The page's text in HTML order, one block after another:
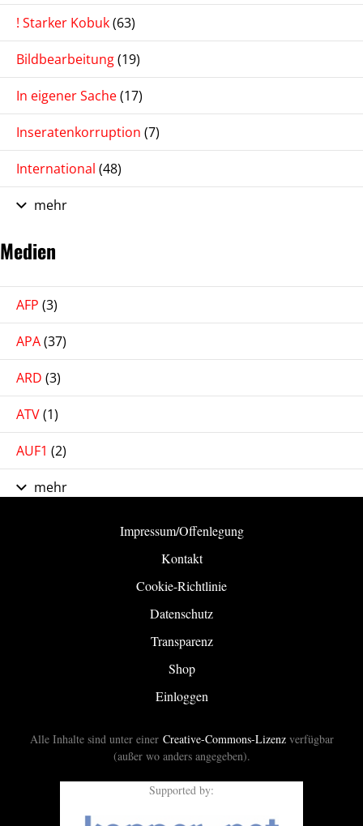
! Starker Kobuk(63)
Bildbearbeitung(19)
In eigener Sache(17)
Inseratenkorruption (7)
International (48)
mehr
Medien
AFP (3)
APA(37)
ARD (3)
ATV(1)
AUF1 (2)
mehr
Impressum/Offenlegung
Kontakt
Cookie-Richtlinie
Datenschutz
Transparenz
Shop
Einloggen
Alle Inhalte sind unter einer Creative-Commons-Lizenzverfügbar
(außer wo anders angegeben).
Supported by: